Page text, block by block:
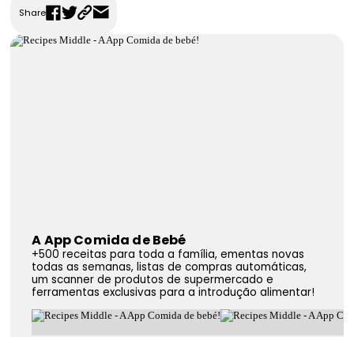
FAQS
Contactos
Share
A App Comida de Bebé
+500 receitas para toda a família, ementas novas
todas as semanas, listas de compras automáticas,
um scanner de produtos de supermercado e
ferramentas exclusivas para a introdução alimentar!